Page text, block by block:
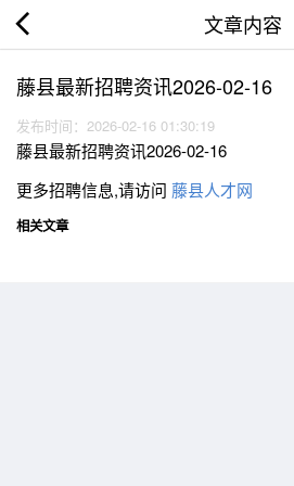
文章内容
藤县最新招聘资讯2026-02-16
发布时间：2026-02-16 01:30:19
藤县最新招聘资讯2026-02-16
更多招聘信息,请访问 藤县人才网
相关文章